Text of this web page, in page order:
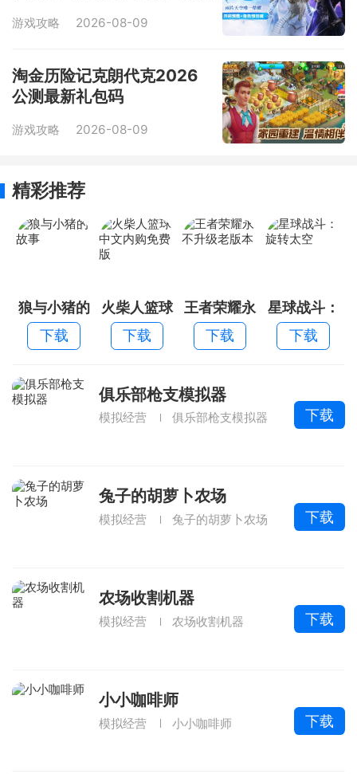
游戏攻略 2026-08-09
淘金历险记克朗代克2026
公测最新礼包码
游戏攻略 2026-08-09
精彩推荐
狼与小猪的
故事
下载
火柴人篮球
中文内购免
费版
下载
王者荣耀永
不升级老版
本
下载
星球战斗：
旋转太空
下载
俱乐部枪支模拟器
模拟经营 俱乐部枪支模拟器 下载
兔子的胡萝卜农场
模拟经营 兔子的胡萝卜农场 下载
农场收割机器
模拟经营 农场收割机器 下载
小小咖啡师
模拟经营 小小咖啡师 下载